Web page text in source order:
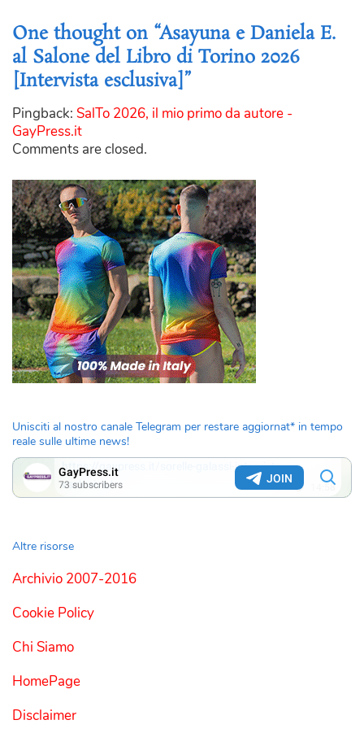
One thought on “Asayuna e Daniela E.
al Salone del Libro di Torino 2026
[Intervista esclusiva]”
Pingback: SalTo 2026, il mio primo da autore -
GayPress.it
Comments are closed.
Unisciti al nostro canale Telegram per restare aggiornat* in tempo
reale sulle ultime news!
Altre risorse
Archivio 2007-2016
Cookie Policy
Chi Siamo
HomePage
Disclaimer